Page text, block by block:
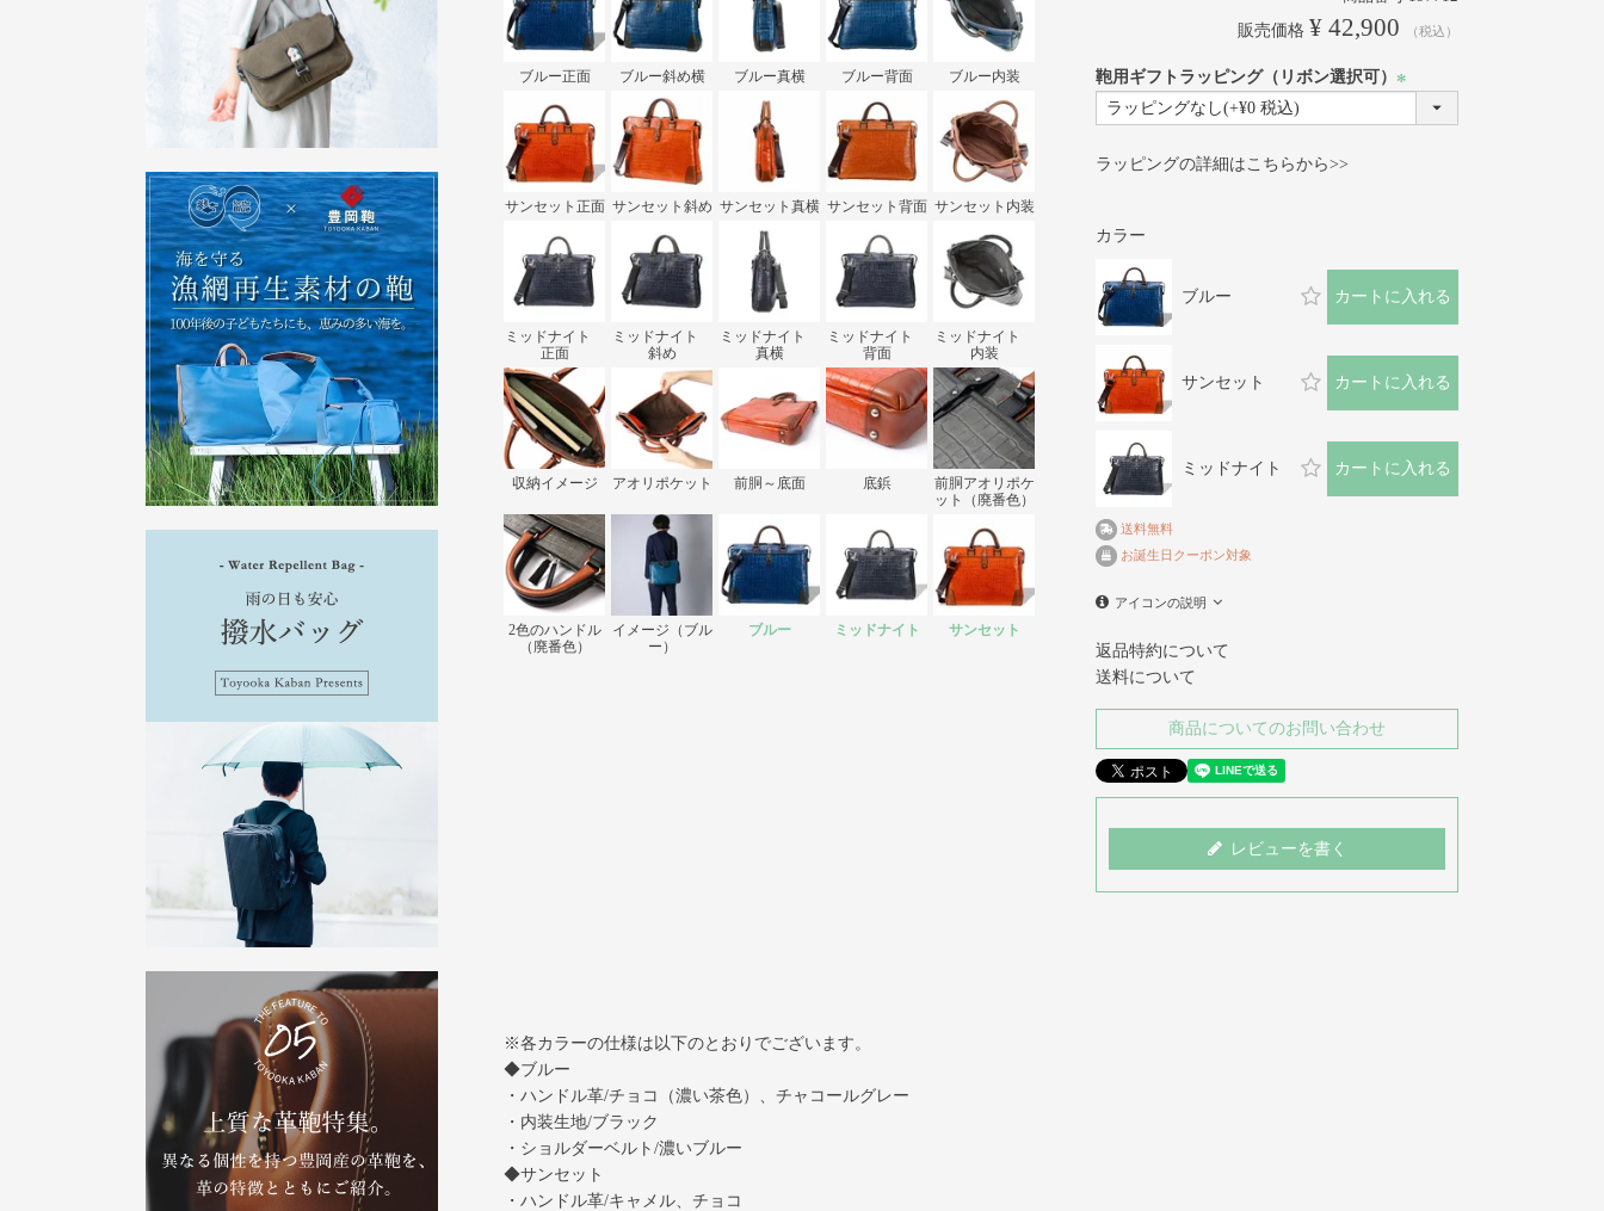
ブルー正面 ブルー斜め横 ブルー真横 ブルー背面 ブルー内装
サンセット正面 サンセット斜め サンセット真横 サンセット背面 サンセット内装
ミッドナイト
正面
ミッドナイト
斜め
ミッドナイト
真横
ミッドナイト
背面
ミッドナイト
内装
収納イメージ アオリポケット 前胴～底面 底鋲
前胴アオリポケ
ット（廃番色）
2色のハンドル
（廃番色）
イメージ（ブル
ー）
ブルー ミッドナイト サンセット
販売価格 ¥ 42,900 税込
鞄用ギフトラッピング（リボン選択可）
ラッピングの詳細はこちらから>>
カラー
ブルー カートに入れる
サンセット カートに入れる
ミッドナイト カートに入れる
送料無料
お誕生日クーポン対象
アイコンの説明
返品特約について
送料について
商品についてのお問い合わせ
レビューを書く
※各カラーの仕様は以下のとおりでございます。
◆ブルー
・ハンドル革/チョコ（濃い茶色）、チャコールグレー
・内装生地/ブラック
・ショルダーベルト/濃いブルー
◆サンセット
・ハンドル革/キャメル、チョコ